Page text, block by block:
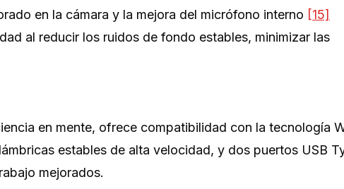
en la cámara y la mejora del micrófono interno [15]
al reducir los ruidos de fondo estables, minimizar las
en mente, ofrece compatibilidad con la tecnología
estables de alta velocidad, y dos puertos USB
mejorados.